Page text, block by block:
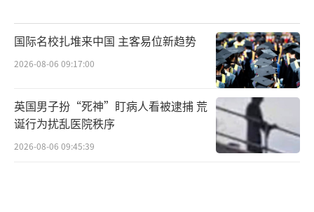
国际名校扎堆来中国 主客易位新趋势
2026-08-06 09:17:00
英国男子扮“死神”盯病人看被逮捕 荒
诞行为扰乱医院秩序
2026-08-06 09:45:39